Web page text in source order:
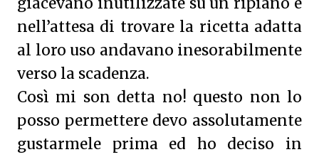
nell’attesa di trovare la ricetta adatta
al loro uso andavano inesorabilmente
verso la scadenza.
Così mi son detta no! questo non lo
posso permettere devo assolutamente
gustarmele prima ed ho deciso in